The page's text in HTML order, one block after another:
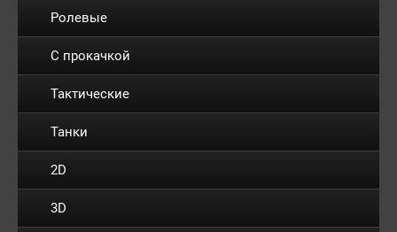
Ролевые
С прокачкой
Тактические
Танки
2D
3D